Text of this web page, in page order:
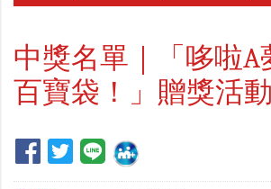
中獎名單｜「哆啦A
百寶袋！」贈獎活動